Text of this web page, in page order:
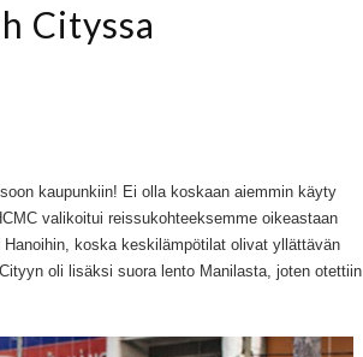
Cityssa
kaupunkiin! Ei olla koskaan aiemmin käyty
valikoitui reissukohteeksemme oikeastaan
koska keskilämpötilat olivat yllättävän
oli lisäksi suora lento Manilasta, joten otettiin